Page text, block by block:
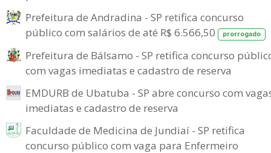
Prefeitura de Andradina - SP retifica concurso
público com salários de até R$ 6.566,50
prorrogado
Prefeitura de Bálsamo - SP retifica concurso
com vagas imediatas e cadastro de reserva
EMDURB de Ubatuba - SP abre concurso com
imediatas e cadastro de reserva
Faculdade de Medicina de Jundiaí - SP retifica
concurso público com vaga para Enfermeiro